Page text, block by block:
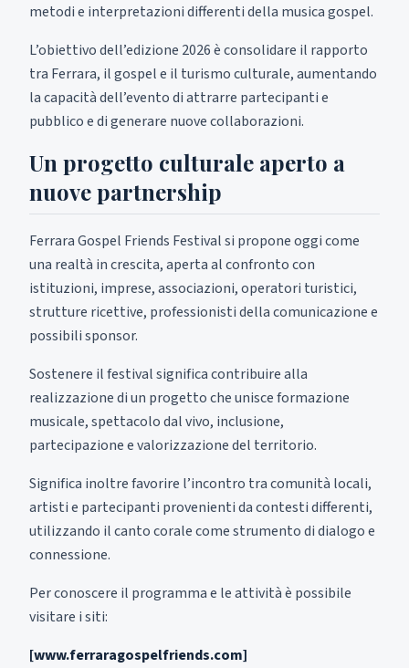
metodi e interpretazioni differenti della musica gospel.
L’obiettivo dell’edizione 2026 è consolidare il rapporto
tra Ferrara, il gospel e il turismo culturale, aumentando
la capacità dell’evento di attrarre partecipanti e
pubblico e di generare nuove collaborazioni.
Un progetto culturale aperto a
nuove partnership
Ferrara Gospel Friends Festival si propone oggi come
una realtà in crescita, aperta al confronto con
istituzioni, imprese, associazioni, operatori turistici,
strutture ricettive, professionisti della comunicazione e
possibili sponsor.
Sostenere il festival significa contribuire alla
realizzazione di un progetto che unisce formazione
musicale, spettacolo dal vivo, inclusione,
partecipazione e valorizzazione del territorio.
Significa inoltre favorire l’incontro tra comunità locali,
artisti e partecipanti provenienti da contesti differenti,
utilizzando il canto corale come strumento di dialogo e
connessione.
Per conoscere il programma e le attività è possibile
visitare i siti:
[www.ferraragospelfriends.com]